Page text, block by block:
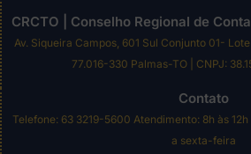
CRCTO | Conselho Regional de
Av. Siqueira Campos, 601 Sul Conjunto 01-
77.016-330 Palmas-TO | CNPJ:
Contato
Telefone: 63 3219-5600 Atendimento: 8h às 12h
a sexta-feira